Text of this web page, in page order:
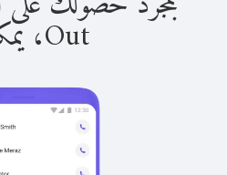
Out، يمكنك: